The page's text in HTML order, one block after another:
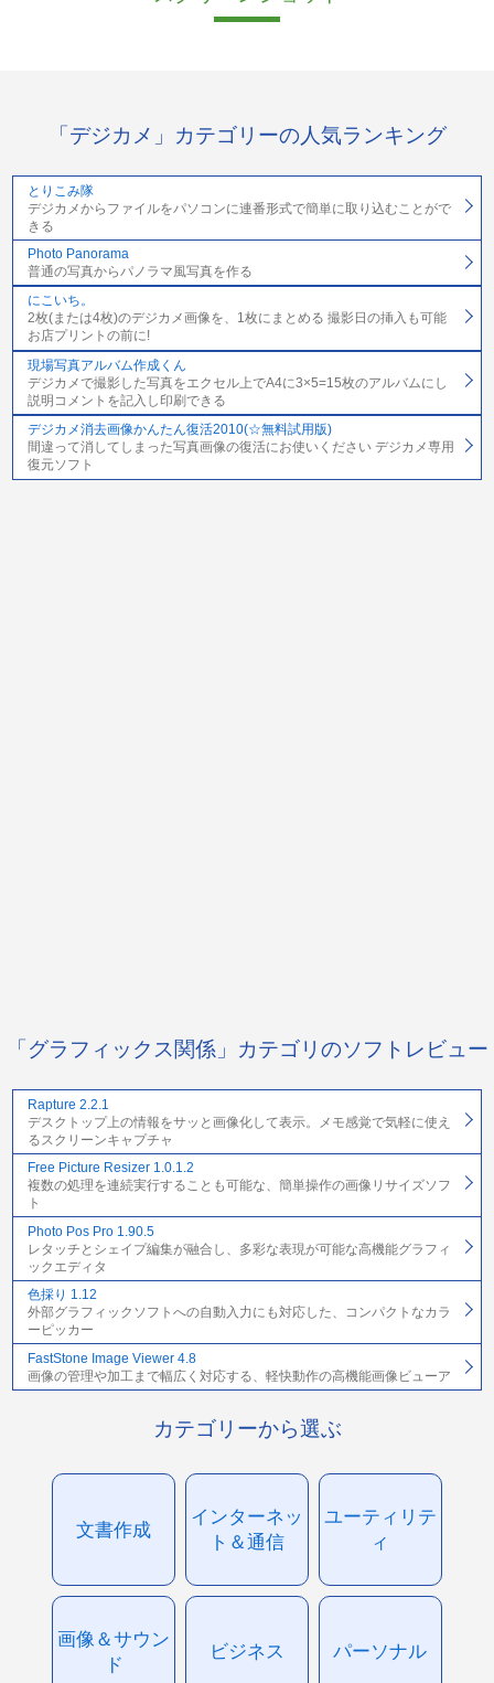
「デジカメ」カテゴリーの人気ランキング
とりこみ隊
デジカメからファイルをパソコンに連番形式で簡単に取り込むことがで
きる
Photo Panorama
普通の写真からパノラマ風写真を作る
にこいち。
2枚(または4枚)のデジカメ画像を、1枚にまとめる 撮影日の挿入も可能
お店プリントの前に!
現場写真アルバム作成くん
デジカメで撮影した写真をエクセル上でA4に3×5=15枚のアルバムにし
説明コメントを記入し印刷できる
デジカメ消去画像かんたん復活2010(☆無料試用版)
間違って消してしまった写真画像の復活にお使いください デジカメ専用
復元ソフト
「グラフィックス関係」カテゴリのソフトレビュー
Rapture 2.2.1
デスクトップ上の情報をサッと画像化して表示。メモ感覚で気軽に使え
るスクリーンキャプチャ
Free Picture Resizer 1.0.1.2
複数の処理を連続実行することも可能な、簡単操作の画像リサイズソフ
ト
Photo Pos Pro 1.90.5
レタッチとシェイプ編集が融合し、多彩な表現が可能な高機能グラフィ
ックエディタ
色採り 1.12
外部グラフィックソフトへの自動入力にも対応した、コンパクトなカラ
ーピッカー
FastStone Image Viewer 4.8
画像の管理や加工まで幅広く対応する、軽快動作の高機能画像ビューア
カテゴリーから選ぶ
文書作成
インターネッ
ト＆通信
ユーティリテ
ィ
画像＆サウン
ド
ビジネス パーソナル